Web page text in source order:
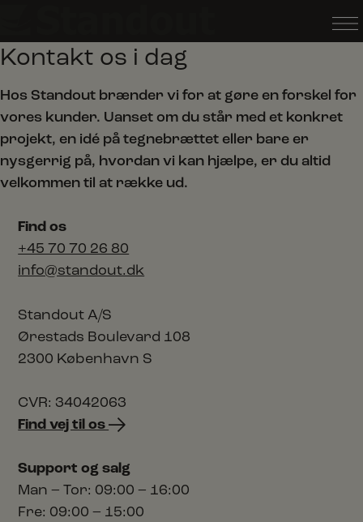
indholdet
Kontakt os i dag
Hos Standout brænder vi for at gøre en forskel for
vores kunder. Uanset om du står med et konkret
projekt, en idé på tegnebrættet eller bare er
nysgerrig på, hvordan vi kan hjælpe, er du altid
velkommen til at række ud.
Find os
+45 70 70 26 80
info@standout.dk
Standout A/S
Ørestads Boulevard 108
2300 København S
CVR: 34042063
Find vej til os
Support og salg
Man – Tor: 09:00 – 16:00
Fre: 09:00 – 15:00